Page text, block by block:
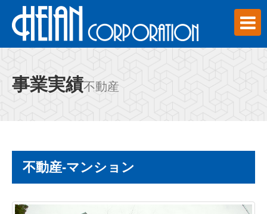
事業実績不動産
不動産-マンション